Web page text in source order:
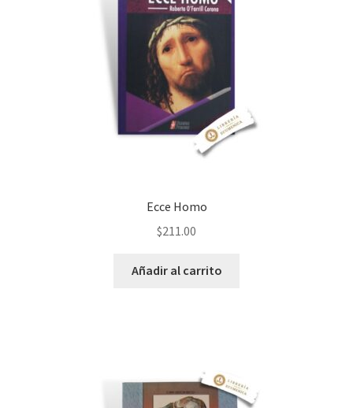
Ecce Homo
$211.00
Añadir al carrito